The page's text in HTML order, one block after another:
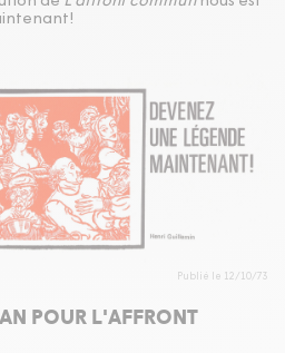
Publié le 12/10/73
POUR L'AFFRONT